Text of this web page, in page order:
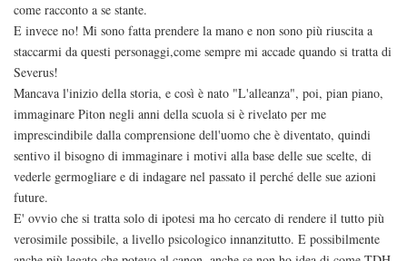
come racconto a se stante.
E invece no! Mi sono fatta prendere la mano e non sono più riuscita a
staccarmi da questi personaggi,come sempre mi accade quando si tratta di
Severus!
Mancava l'inizio della storia, e così è nato "L'alleanza", poi, pian piano,
immaginare Piton negli anni della scuola si è rivelato per me
imprescindibile dalla comprensione dell'uomo che è diventato, quindi
sentivo il bisogno di immaginare i motivi alla base delle sue scelte, di
vederle germogliare e di indagare nel passato il perché delle sue azioni
future.
E' ovvio che si tratta solo di ipotesi ma ho cercato di rendere il tutto più
verosimile possibile, a livello psicologico innanzitutto. E possibilmente